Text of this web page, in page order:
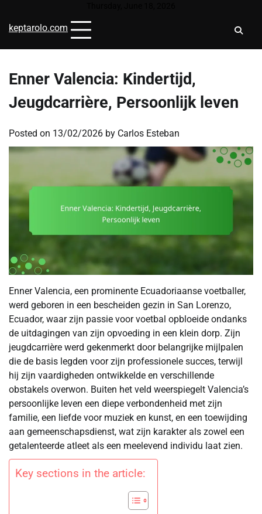
content
keptarolo.com
Enner Valencia: Kindertijd,
Jeugdcarrière, Persoonlijk leven
Posted on 13/02/2026 by Carlos Esteban
Enner Valencia, een prominente Ecuadoriaanse voetballer,
werd geboren in een bescheiden gezin in San Lorenzo,
Ecuador, waar zijn passie voor voetbal opbloeide ondanks
de uitdagingen van zijn opvoeding in een klein dorp. Zijn
jeugdcarrière werd gekenmerkt door belangrijke mijlpalen
die de basis legden voor zijn professionele succes, terwijl
hij zijn vaardigheden ontwikkelde en verschillende
obstakels overwon. Buiten het veld weerspiegelt Valencia’s
persoonlijke leven een diepe verbondenheid met zijn
familie, een liefde voor muziek en kunst, en een toewijding
aan gemeenschapsdienst, wat zijn karakter als zowel een
getalenteerde atleet als een meelevend individu laat zien.
Key sections in the article: